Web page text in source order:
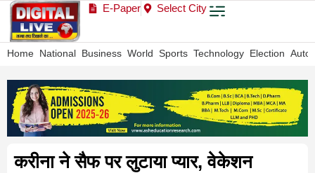
E-Paper Select City
Home National Business World Sports Technology Election Auto
करीना ने सैफ पर लुटाया प्यार, वेकेशन